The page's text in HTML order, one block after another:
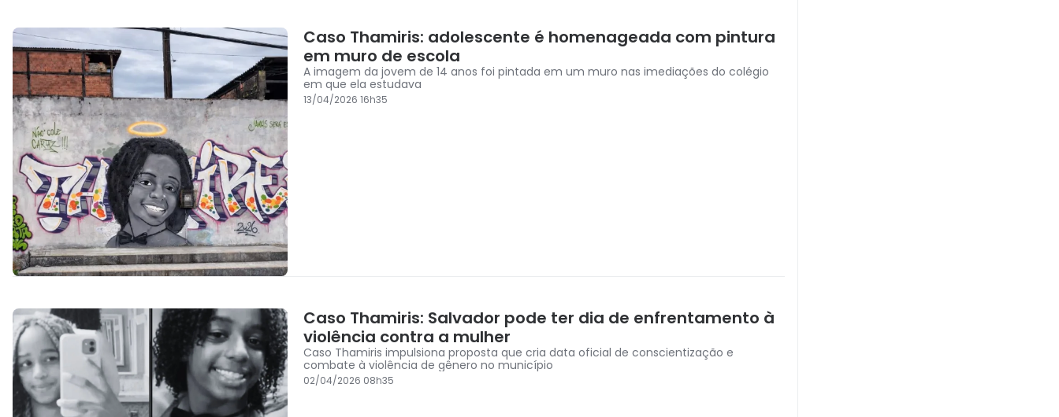
Caso Thamiris: adolescente é homenageada com pintura
em muro de escola
A imagem da jovem de 14 anos foi pintada em um muro nas imediações do colégio
em que ela estudava
13/04/2026 16h35
Caso Thamiris: Salvador pode ter dia de enfrentamento à
violência contra a mulher
Caso Thamiris impulsiona proposta que cria data oficial de conscientização e
combate à violência de gênero no município
02/04/2026 08h35